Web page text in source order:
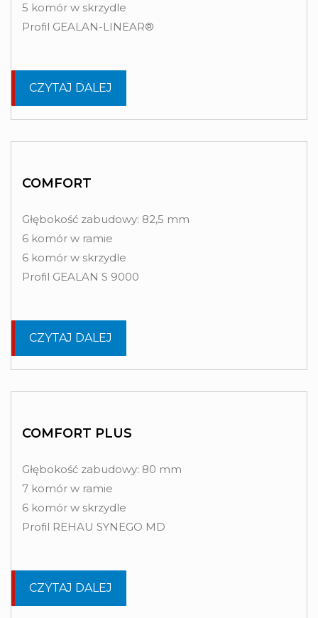
5 komór w skrzydle
Profil GEALAN-LINEAR®
CZYTAJ DALEJ
COMFORT
Głębokość zabudowy: 82,5 mm
6 komór w ramie
6 komór w skrzydle
Profil GEALAN S 9000
CZYTAJ DALEJ
COMFORT PLUS
Głębokość zabudowy: 80 mm
7 komór w ramie
6 komór w skrzydle
Profil REHAU SYNEGO MD
CZYTAJ DALEJ